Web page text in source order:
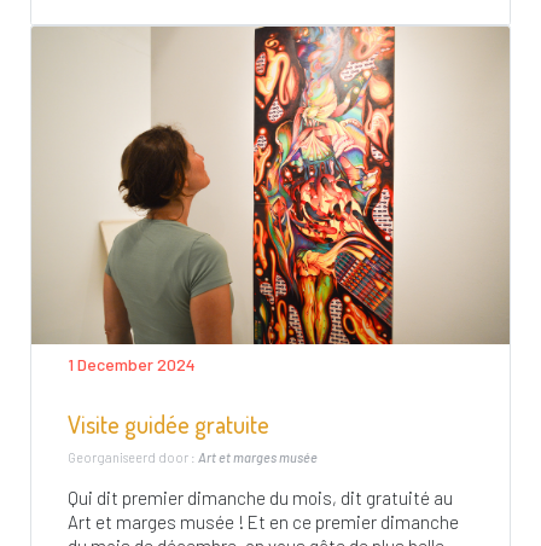
1 December 2024
Visite guidée gratuite
Georganiseerd door : Art et marges musée
Qui dit premier dimanche du mois, dit gratuité au
Art et marges musée ! Et en ce premier dimanche